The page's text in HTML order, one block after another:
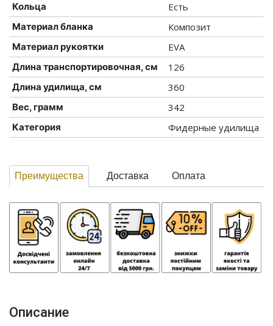
Кольца Есть
Материал бланка Композит
Материал рукоятки EVA
Длина транспортировочная, см 126
Длина удилища, см 360
Вес, грамм 342
Категория Фидерные удилища
Преимущества Доставка Оплата
Описание